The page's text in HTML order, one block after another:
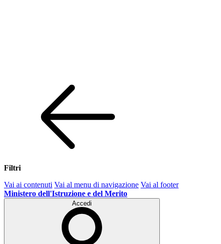
Filtri
Vai ai contenuti Vai al menu di navigazione Vai al footer
Ministero dell'Istruzione e del Merito
Accedi